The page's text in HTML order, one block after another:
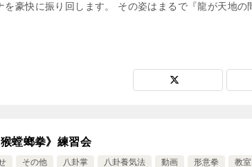
を豪快に振り回します。 その姿はまるで『龍が天地
螳螂拳》練習会
その他 八卦掌 八卦養気法 動画 形意拳 教室